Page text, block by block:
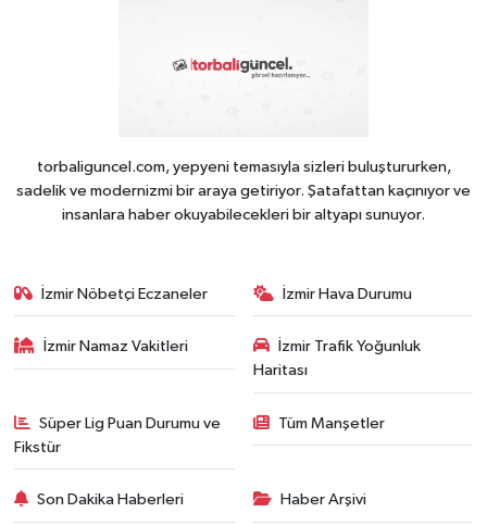
torbaliguncel.com, yepyeni temasıyla sizleri buluştururken,
sadelik ve modernizmi bir araya getiriyor. Şatafattan kaçınıyor ve
insanlara haber okuyabilecekleri bir altyapı sunuyor.
İzmir Nöbetçi Eczaneler İzmir Hava Durumu
İzmir Namaz Vakitleri
İzmir Trafik Yoğunluk
Haritası
Süper Lig Puan Durumu ve
Fikstür
Tüm Manşetler
Son Dakika Haberleri Haber Arşivi